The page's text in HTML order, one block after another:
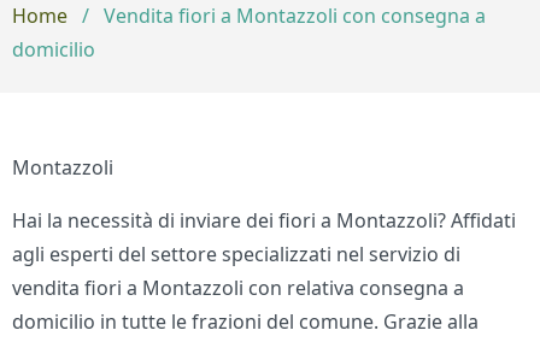
Home / Vendita fiori a Montazzoli con consegna a
domicilio
Montazzoli
Hai la necessità di inviare dei fiori a Montazzoli? Affidati
agli esperti del settore specializzati nel servizio di
vendita fiori a Montazzoli con relativa consegna a
domicilio in tutte le frazioni del comune. Grazie alla